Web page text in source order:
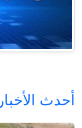
أحدث الأخبار